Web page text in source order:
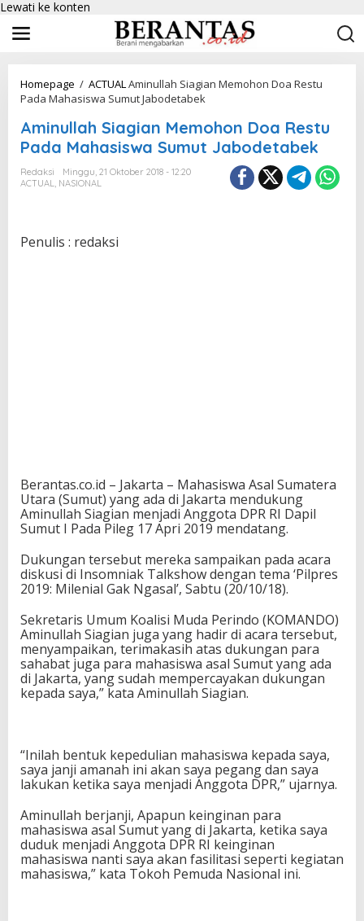
Lewati ke konten
Homepage / ACTUALAminullah Siagian Memohon Doa Restu
Pada Mahasiswa Sumut Jabodetabek
Aminullah Siagian Memohon Doa Restu
Pada Mahasiswa Sumut Jabodetabek
Redaksi
Minggu, 21 Oktober 2018 - 12:20
ACTUAL, NASIONAL
Penulis : redaksi
Berantas.co.id – Jakarta – Mahasiswa Asal Sumatera
Utara (Sumut) yang ada di Jakarta mendukung
Aminullah Siagian menjadi Anggota DPR RI Dapil
Sumut I Pada Pileg 17 Apri 2019 mendatang.
Dukungan tersebut mereka sampaikan pada acara
diskusi di Insomniak Talkshow dengan tema ‘Pilpres
2019: Milenial Gak Ngasal’, Sabtu (20/10/18).
Sekretaris Umum Koalisi Muda Perindo (KOMANDO)
Aminullah Siagian juga yang hadir di acara tersebut,
menyampaikan, terimakasih atas dukungan para
sahabat juga para mahasiswa asal Sumut yang ada
di Jakarta, yang sudah mempercayakan dukungan
kepada saya,” kata Aminullah Siagian.
“Inilah bentuk kepedulian mahasiswa kepada saya,
saya janji amanah ini akan saya pegang dan saya
lakukan ketika saya menjadi Anggota DPR,” ujarnya.
Aminullah berjanji, Apapun keinginan para
mahasiswa asal Sumut yang di Jakarta, ketika saya
duduk menjadi Anggota DPR RI keinginan
mahasiswa nanti saya akan fasilitasi seperti kegiatan
mahasiswa,” kata Tokoh Pemuda Nasional ini.